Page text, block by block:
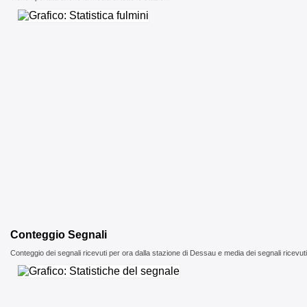
Conteggio Segnali
Conteggio dei segnali ricevuti per ora dalla stazione di Dessau e media dei segnali